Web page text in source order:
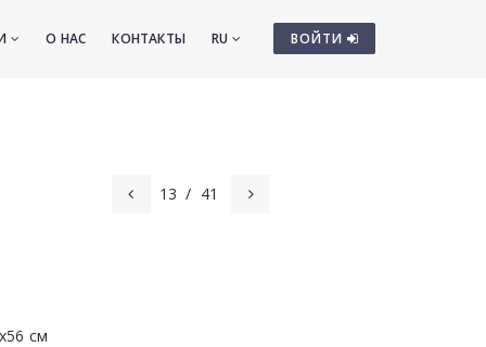
ВОЙТИ
О НАС КОНТАКТЫ RU
13 / 41
см